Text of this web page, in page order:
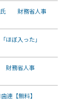
氏 財務省人事
ぼ入った」
財務省人事
【無料】